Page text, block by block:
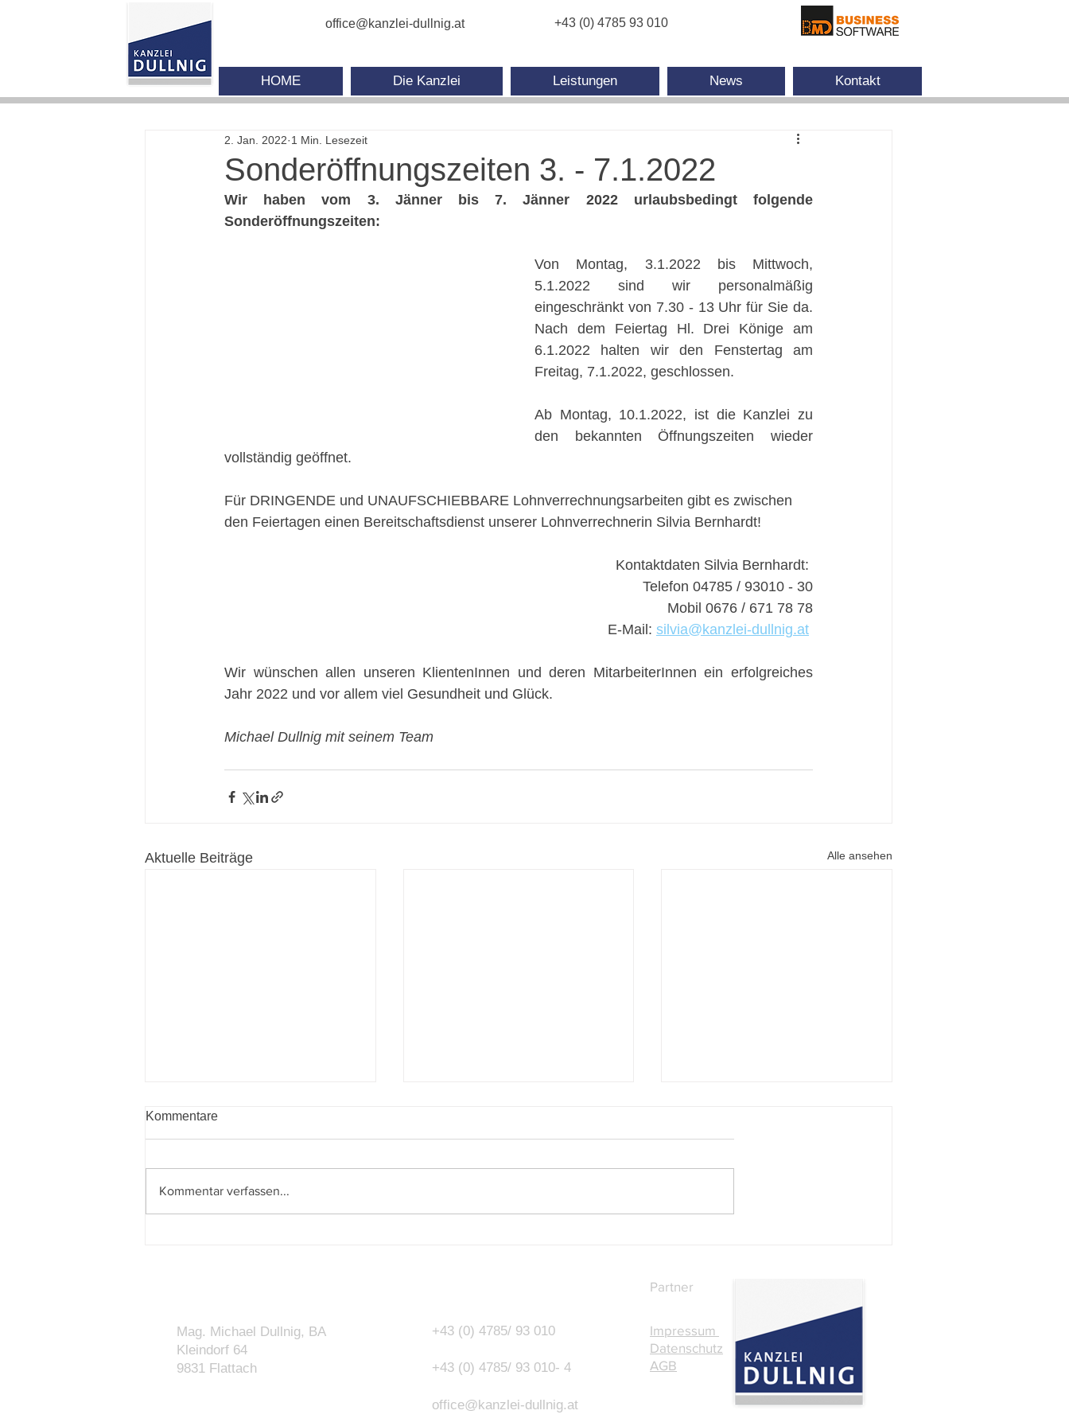
office@kanzlei-dullnig.at +43 (0) 4785 93 010
HOME Die Kanzlei Leistungen News Kontakt
Sonderöffnungszeiten 3. - 7.1.2022
2. Jan. 2022 1 Min. Lesezeit
Wir haben vom 3. Jänner bis 7. Jänner 2022 urlaubsbedingt folgende
Sonderöffnungszeiten:
Von Montag, 3.1.2022 bis Mittwoch,
5.1.2022 sind wir personalmäßig
eingeschränkt von 7.30 - 13 Uhr für Sie da.
Nach dem Feiertag Hl. Drei Könige am
6.1.2022 halten wir den Fenstertag am
Freitag, 7.1.2022, geschlossen.
Ab Montag, 10.1.2022, ist die Kanzlei zu
den bekannten Öffnungszeiten wieder
vollständig geöffnet.
Für DRINGENDE und UNAUFSCHIEBBARE Lohnverrechnungsarbeiten gibt es zwischen
den Feiertagen einen Bereitschaftsdienst unserer Lohnverrechnerin Silvia Bernhardt!
Kontaktdaten Silvia Bernhardt:
Telefon 04785 / 93010 - 30
Mobil 0676 / 671 78 78
E-Mail: silvia@kanzlei-dullnig.at
Wir wünschen allen unseren KlientenInnen und deren MitarbeiterInnen ein erfolgreiches
Jahr 2022 und vor allem viel Gesundheit und Glück.
Michael Dullnig mit seinem Team
Aktuelle Beiträge Alle ansehen
Kommentare
Kommentar verfassen...
Mag. Michael Dullnig, BA
Kleindorf 64
9831 Flattach
+43 (0) 4785/ 93 010
+43 (0) 4785/ 93 010- 4
office@kanzlei-dullnig.at
Impressum
Datenschutz
AGB
Partner